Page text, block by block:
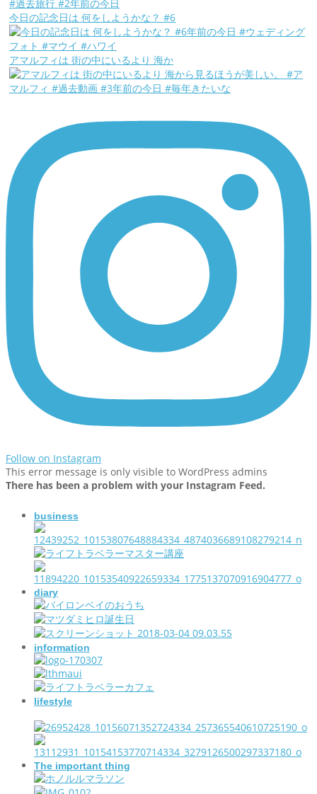
今日の記念日は 何をしようかな？ #6
アマルフィは 街の中にいるより 海か
Follow on Instagram
This error message is only visible to WordPress admins
There has been a problem with your Instagram Feed.
business
diary
information
lifestyle
The important thing